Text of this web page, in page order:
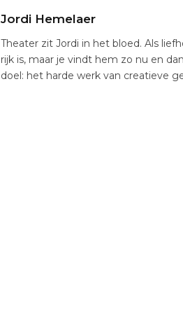
Jordi Hemelaer
Theater zit Jordi in het bloed. Als
rijk is, maar je vindt hem zo nu en
doel: het harde werk van creatieve